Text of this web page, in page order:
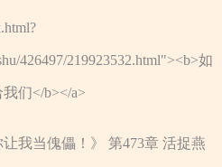
426497/219923532.html"><b>如
们</b></a>
让我当傀儡！》 第473章 活捉燕